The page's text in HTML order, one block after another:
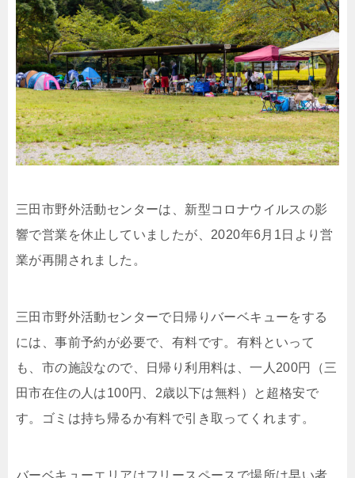
三田市野外活動センターは、新型コロナウイルスの影
響で営業を休止していましたが、2020年6月1日より営
業が再開されました。
三田市野外活動センターで日帰りバーベキューをする
には、事前予約が必要で、有料です。有料といって
も、市の施設なので、日帰り利用料は、一人200円（三
田市在住の人は100円、2歳以下は無料）と超格安で
す。ゴミは持ち帰るか有料で引き取ってくれます。
バーベキューエリアはフリースペースで場所は早い者